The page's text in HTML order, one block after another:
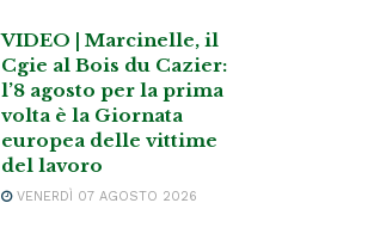
VIDEO | Marcinelle, il
Cgie al Bois du Cazier:
l’8 agosto per la prima
volta è la Giornata
europea delle vittime
del lavoro
VENERDÌ 07 AGOSTO 2026